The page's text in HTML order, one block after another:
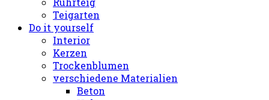
Teigarten
Do it yourself
Interior
Kerzen
Trockenblumen
verschiedene Materialien
Beton